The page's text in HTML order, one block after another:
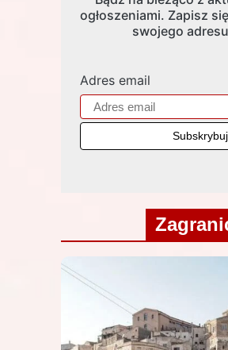
ogłoszeniami. Zapisz
swojego
Adres email